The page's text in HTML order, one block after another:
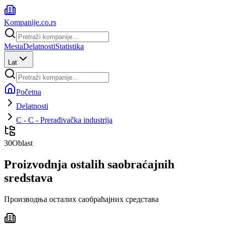
Kompanije.co.rs
MestaDelatnostiStatistika
Lat
Početna
Delatnosti
C - C - Prerađivačka industrija
30Oblast
Proizvodnja ostalih saobraćajnih
sredstava
Производња осталих саобраћајних средстава